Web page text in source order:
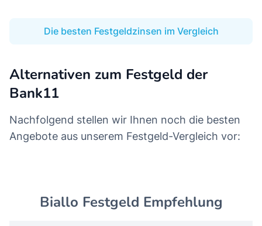
Die besten Festgeldzinsen im Vergleich
Alternativen zum Festgeld der
Bank11
Nachfolgend stellen wir Ihnen noch die besten
Angebote aus unserem Festgeld-Vergleich vor:
Biallo Festgeld Empfehlung